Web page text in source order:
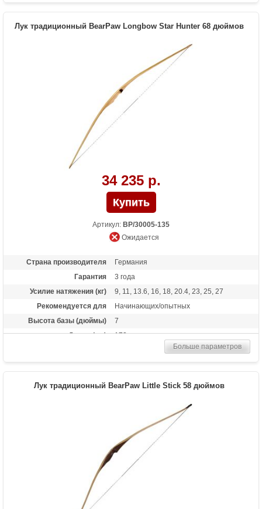
Материалы изделия
орех, клен, микарта, черный ламинат
Лук традиционный BearPaw Longbow Star Hunter 68 дюймов
34 235 р.
Артикул: BP/30005-135
Ожидается
Страна производителя
Германия
Гарантия
3 года
Усилие натяжения (кг)
9, 11, 13.6, 16, 18, 20.4, 23, 25, 27
Рекомендуется для
Начинающих/опытных
Высота базы (дюймы)
7
Длина (см)
173
Полочка, чехол, тетива Whisper String
Материалы изделия
клен, микарта
Больше параметров
Лук традиционный BearPaw Little Stick 58 дюймов